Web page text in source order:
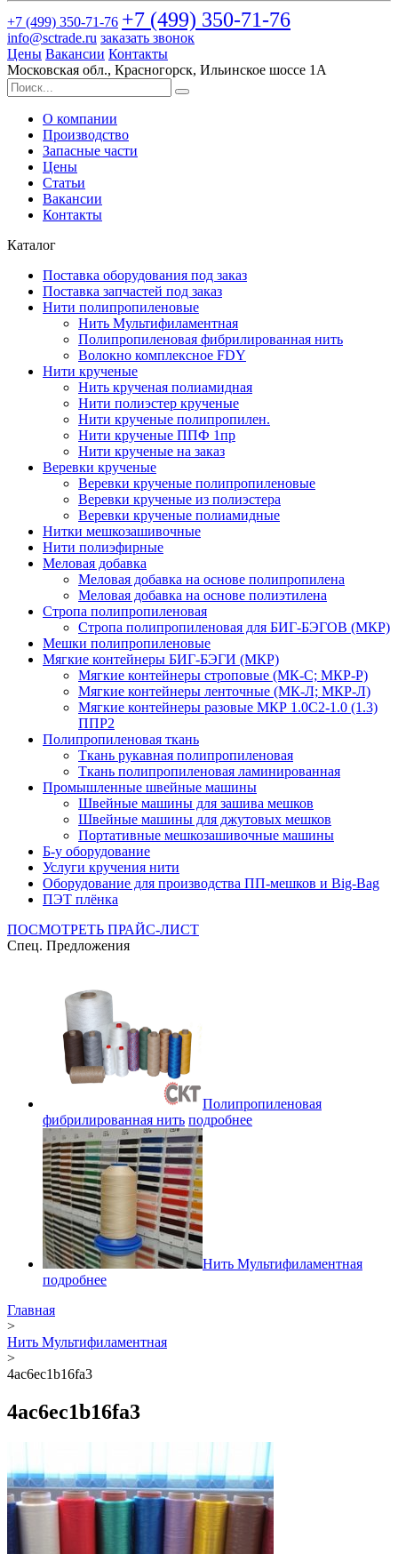
+7 (499) 350-71-76 +7 (499) 350-71-76
info@sctrade.ru заказать звонок
Цены Вакансии Контакты
Московская обл., Красногорск, Ильинское шоссе 1А
О компании
Производство
Запасные части
Цены
Статьи
Вакансии
Контакты
Каталог
Поставка оборудования под заказ
Поставка запчастей под заказ
Нити полипропиленовые
Нить Мультифиламентная
Полипропиленовая фибрилированная нить
Волокно комплексное FDY
Нити крученые
Нить крученая полиамидная
Нити полиэстер крученые
Нити крученые полипропилен.
Нити крученые ППФ 1пр
Нити крученые на заказ
Веревки крученые
Веревки крученые полипропиленовые
Веревки крученые из полиэстера
Веревки крученые полиамидные
Нитки мешкозашивочные
Нити полиэфирные
Меловая добавка
Меловая добавка на основе полипропилена
Меловая добавка на основе полиэтилена
Стропа полипропиленовая
Стропа полипропиленовая для БИГ-БЭГОВ (МКР)
Мешки полипропиленовые
Мягкие контейнеры БИГ-БЭГИ (МКР)
Мягкие контейнеры строповые (МК-С; МКР-Р)
Мягкие контейнеры ленточные (МК-Л; МКР-Л)
Мягкие контейнеры разовые МКР 1.0С2-1.0 (1.3)
ППР2
Полипропиленовая ткань
Ткань рукавная полипропиленовая
Ткань полипропиленовая ламинированная
Промышленные швейные машины
Швейные машины для зашива мешков
Швейные машины для джутовых мешков
Портативные мешкозашивочные машины
Б-у оборудование
Услуги кручения нити
Оборудование для производства ПП-мешков и Big-Bag
ПЭТ плёнка
ПОСМОТРЕТЬ ПРАЙС-ЛИСТ
Спец. Предложения
Полипропиленовая
фибрилированная нить подробнее
Нить Мультифиламентная
подробнее
Главная
>
Нить Мультифиламентная
>
4ac6ec1b16fa3
4ac6ec1b16fa3